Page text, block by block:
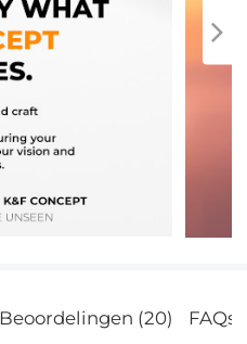
Beoordelingen (20) FAQs